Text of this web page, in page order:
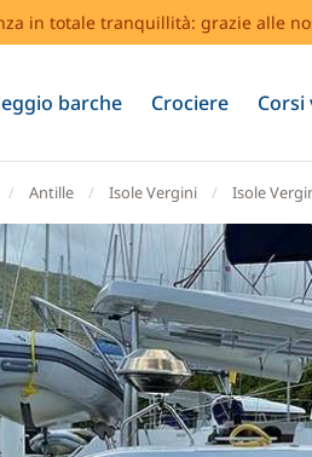
in totale tranquillità: grazie alle
barche Crociere Corsi
Antille Isole Vergini Isole